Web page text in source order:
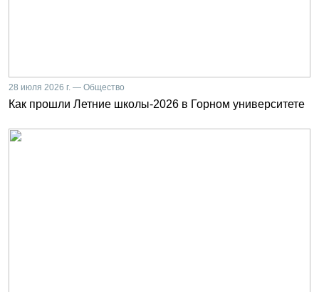
28 июля 2026 г. — Общество
Как прошли Летние школы-2026 в Горном университете